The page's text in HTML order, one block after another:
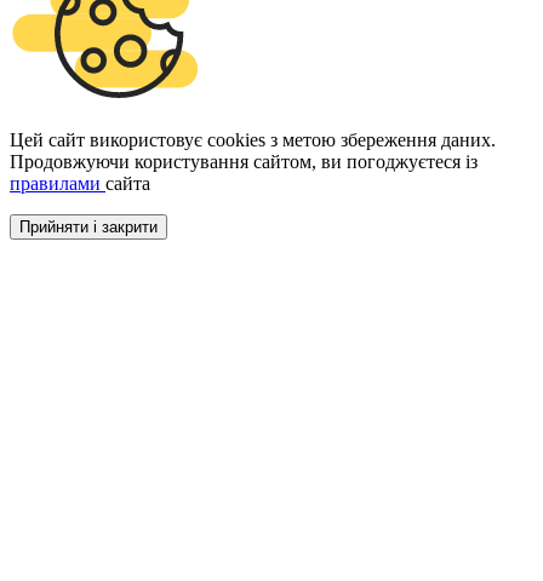
Цей сайт використовує cookies з метою збереження даних.
Продовжуючи користування сайтом, ви погоджуєтеся із
правилами сайта
Прийняти і закрити